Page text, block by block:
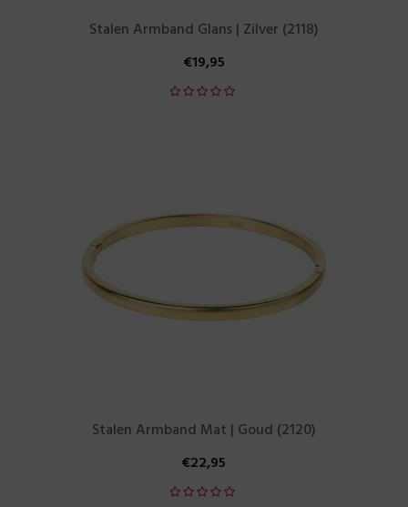
Stalen Armband Glans | Zilver (2118)
€19,95
Stalen Armband Mat | Goud (2120)
€22,95